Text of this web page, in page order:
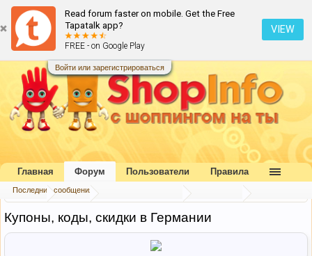
Read forum faster on mobile. Get the Free
Tapatalk app?
FREE - on Google Play
VIEW
Войти или зарегистрироваться
Главная Форум
Купоны, коды, скидки в Германии
Главная Форум
Последние сообщения
Пользователи Правила